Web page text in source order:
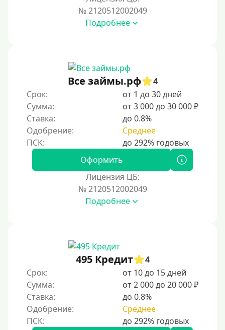
Без платных услуг и подписок
Онлайн круглосуточно
На карту круглосуточно
24/7
Деньги в долг
В долг на карту
Срок
10 дней
2 недели
15 дней
20 дней
№ 2120512002049
Подробнее
Все займы.рф
4
Срок:
от 1 до 30 дней
Сумма:
от 3 000 до 30 000 ₽
Ставка:
до 0.8%
Одобрение:
Среднее
Оформить
Лицензия ЦБ:
№ 2120512002049
Подробнее
495 Кредит
4
Срок:
от 10 до 15 дней
Сумма:
от 2 000 до 20 000 ₽
Ставка:
до 0.8%
Одобрение:
Среднее